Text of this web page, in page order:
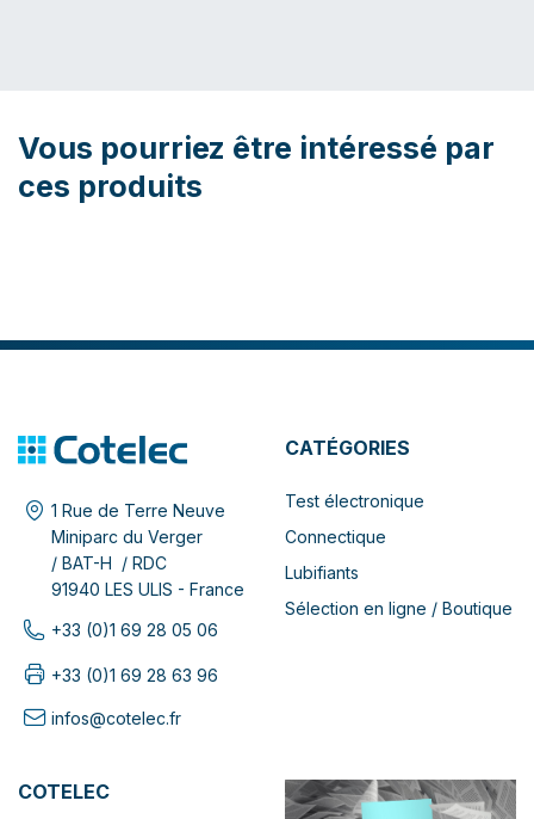
Vous pourriez être intéressé par
ces produits
1 Rue de Terre Neuve
Miniparc du Verger
/ BAT-H / RDC
91940 LES ULIS - France
+33 (0)1 69 28 05 06
+33 (0)1 69 28 63 96
infos@cotelec.fr
CATÉGORIES
Test électronique
Connectique
Lubifiants
Sélection en ligne / Boutique
COTELEC